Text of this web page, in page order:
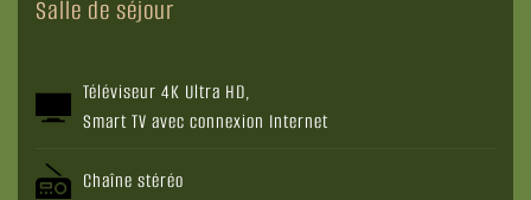
Salle de séjour
Téléviseur 4K Ultra HD,
Smart TV avec connexion Internet
Chaîne stéréo